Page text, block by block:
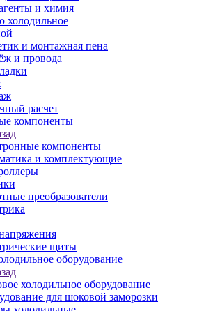
и химия
холодильное
и монтажная пена
и провода
расчет
компоненты
компоненты
и комплектующие
преобразователи
щиты
оборудование
холодильное оборудование
для шоковой заморозки